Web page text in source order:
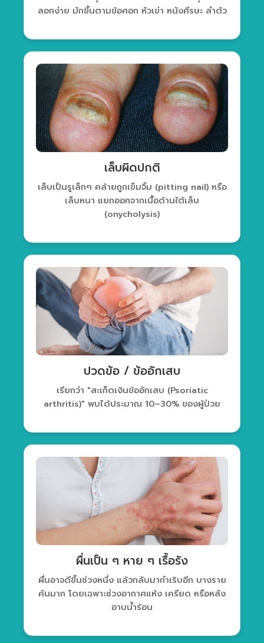
ลอกง่าย มักขึ้นตามข้อศอก หัวเข่า หนังศีรษะ ลำตัว
เล็บผิดปกติ
เล็บเป็นรูเล็กๆ คล้ายถูกเข็มจิ้ม (pitting nail) หรือ
เล็บหนา แยกออกจากเนื้อด้านใต้เล็บ
(onycholysis)
ปวดข้อ / ข้ออักเสบ
เรียกว่า "สะเก็ดเงินข้ออักเสบ (Psoriatic
arthritis)" พบได้ประมาณ 10–30% ของผู้ป่วย
ผื่นเป็น ๆ หาย ๆ เรื้อรัง
ผื่นอาจดีขึ้นช่วงหนึ่ง แล้วกลับมากำเริบอีก บางราย
คันมาก โดยเฉพาะช่วงอากาศแห้ง เครียด หรือหลัง
อาบน้ำร้อน